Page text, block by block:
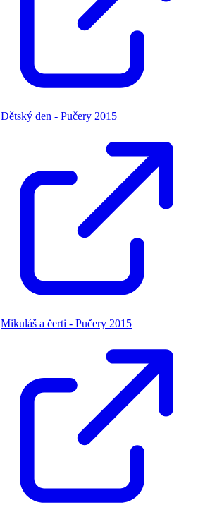
Dětský den - Pučery 2015
Mikuláš a čerti - Pučery 2015